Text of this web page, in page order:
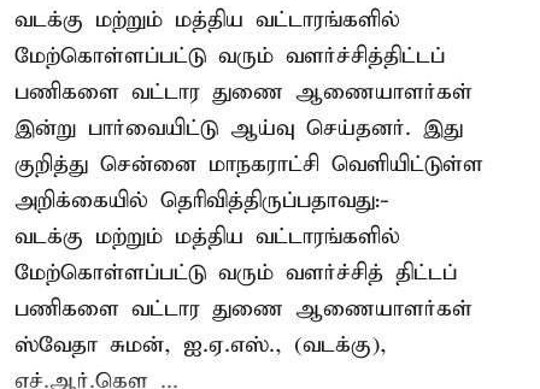
வடக்கு மற்றும் மத்திய வட்டாரங்களில்
மேற்கொள்ளப்பட்டு வரும் வளர்ச்சித்திட்டப்
பணிகளை வட்டார துணை ஆணையாளர்கள்
இன்று பார்வையிட்டு ஆய்வு செய்தனர். இது
குறித்து சென்னை மாநகராட்சி வெளியிட்டுள்ள
அறிக்கையில் தெரிவித்திருப்பதாவது:-
வடக்கு மற்றும் மத்திய வட்டாரங்களில்
மேற்கொள்ளப்பட்டு வரும் வளர்ச்சித் திட்டப்
பணிகளை வட்டார துணை ஆணையாளர்கள்
ஸ்வேதா சுமன், ஐ.ஏ.எஸ்., (வடக்கு),
எச்.ஆர்.கௌ ...